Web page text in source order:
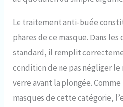
Le traitement anti-buée
phares de ce masque. Dans
standard, il remplit
condition de ne pas négliger
verre avant la plongée.
masques de cette catégorie,